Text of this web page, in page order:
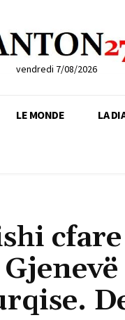
vendredi 7/08/2026
LE MONDE LA